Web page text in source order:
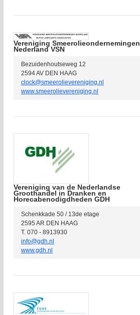
Vereniging Smeerolieondernemingen
Nederland VSN
Bezuidenhoutseweg 12
2594 AV DEN HAAG
clock@smeerolievereniging.nl
www.smeerolievereniging.nl
Vereniging van de Nederlandse
Groothandel in Dranken en
Horecabenodigdheden GDH
Schenkkade 50 / 13de etage
2595 AR DEN HAAG
T. 070 - 8913930
info@gdh.nl
www.gdh.nl